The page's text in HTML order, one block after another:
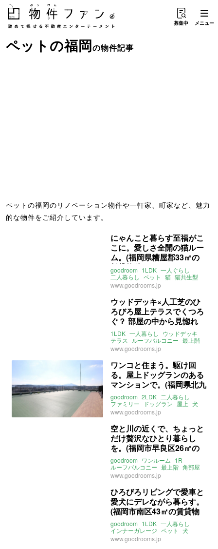
募集中 メニュー
ペットの福岡の物件記事
ペットの福岡のリノベーション物件や一軒家、町家など、魅力
的な物件をご紹介しています。
にゃんこと暮らす至福がこ
こに。愛しさ全開の猫ルー
ム。(福岡県糟屋郡33㎡の
賃貸物件)
goodroom 1LDK 一人ぐらし
二人暮らし ペット 猫 猫共生型
多頭飼い ナチュラル
角部屋 福岡 糟屋郡
ライター：増成かおり
賃貸
www.goodrooms.jp
ウッドデッキ×人工芝のひ
ろびろ屋上テラスでくつろ
ぐ？ 部屋の中から見惚れ
る？ (福岡市東区40㎡の賃
貸物件)
1LDK 一人暮らし
ウッドデッキ
テラス
ルーフバルコニー 最上階
人工芝 ペット お風呂テレビ
食洗機 ホテルライク
ヘリンボーン
福岡 東区 千早
鹿児島本線 千早駅
西日本鉄道貝塚線 西鉄千早駅
ライター：増成かおり 賃貸
www.goodrooms.jp
ワンコと住まう。駆け回
る。屋上ドッグランのある
マンションで。(福岡県北九
州市58㎡の賃貸物件)
goodroom 2LDK 二人暮らし
ファミリー
ドッグラン 屋上 犬
小型犬 足洗い場 南
北九州 小倉北 北九州高速鉄道
片野駅 日豊本線
南小倉駅
日田彦山線 城野駅 賃貸
www.goodrooms.jp
空と川の近くで、ちょっと
だけ贅沢なひとり暮らし
を。(福岡市早良区26㎡の
賃貸物件)
goodroom ワンルーム 1R
ルーフバルコニー 最上階 角部屋
3面採光 ペット 猫
リバービュー 駅チカ
早良
藤崎駅 室見駅
西新駅
ライター：増成かおり
賃貸
www.goodrooms.jp
ひろびろリビングで愛車と
愛犬にデレながら暮らす。
(福岡市南区43㎡の賃貸物
件)
goodroom 1LDK 一人暮らし
インナーガレージ ペット
犬
小型犬 スケスケ ホテル
西鉄大牟田線
賃貸
www.goodrooms.jp